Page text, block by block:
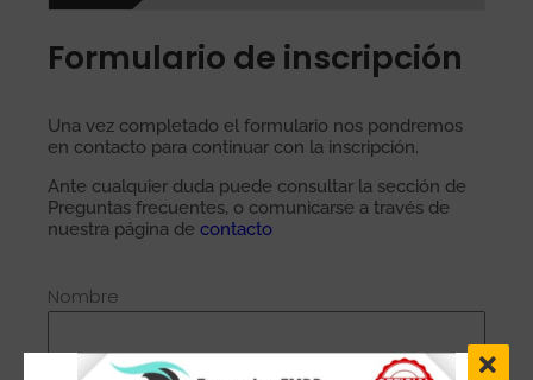
Formulario de inscripción
Una vez completado el formulario nos pondremos
en contacto para continuar con la inscripción.
Ante cualquier duda puede consultar la sección de
Preguntas frecuentes, o comunicarse a través de
nuestra página de contacto
Nombre